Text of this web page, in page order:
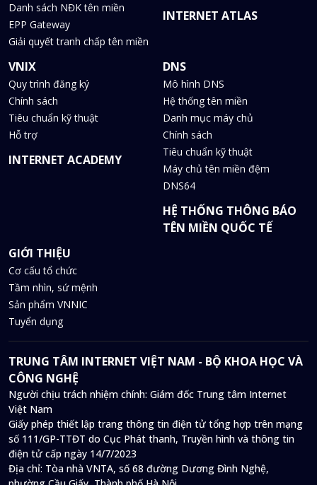
Danh sách NĐK tên miền
EPP Gateway
Giải quyết tranh chấp tên miền
INTERNET ATLAS
VNIX
Quy trình đăng ký
Chính sách
Tiêu chuẩn kỹ thuật
Hỗ trợ
INTERNET ACADEMY
DNS
Mô hình DNS
Hệ thống tên miền
Danh mục máy chủ
Chính sách
Tiêu chuẩn kỹ thuật
Máy chủ tên miền đệm
DNS64
HỆ THỐNG THÔNG BÁO
TÊN MIỀN QUỐC TẾ
GIỚI THIỆU
Cơ cấu tổ chức
Tầm nhìn, sứ mệnh
Sản phẩm VNNIC
Tuyển dụng
TRUNG TÂM INTERNET VIỆT NAM - BỘ KHOA HỌC VÀ
CÔNG NGHỆ
Người chịu trách nhiệm chính: Giám đốc Trung tâm Internet
Việt Nam
Giấy phép thiết lập trang thông tin điện tử tổng hợp trên mạng
số 111/GP-TTĐT do Cục Phát thanh, Truyền hình và thông tin
điện tử cấp ngày 14/7/2023
Địa chỉ: Tòa nhà VNTA, số 68 đường Dương Đình Nghệ,